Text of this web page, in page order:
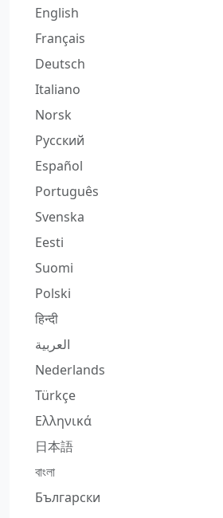
English
Français
Deutsch
Italiano
Norsk
Русский
Español
Português
Svenska
Eesti
Suomi
Polski
हिन्दी
العربية
Nederlands
Türkçe
Ελληνικά
日本語
বাংলা
Български